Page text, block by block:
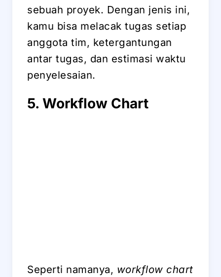
sebuah proyek. Dengan jenis ini,
kamu bisa melacak tugas setiap
anggota tim, ketergantungan
antar tugas, dan estimasi waktu
penyelesaian.
5. Workflow Chart
Seperti namanya, workflow chart